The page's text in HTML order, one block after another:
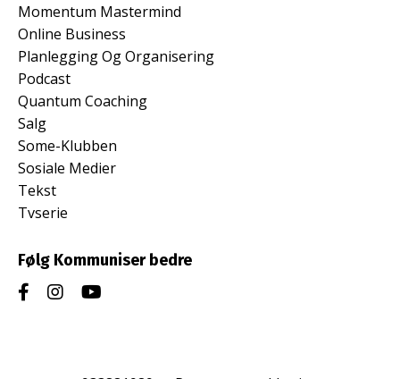
Momentum Mastermind
Online Business
Planlegging Og Organisering
Podcast
Quantum Coaching
Salg
Some-Klubben
Sosiale Medier
Tekst
Tvserie
Følg Kommuniser bedre